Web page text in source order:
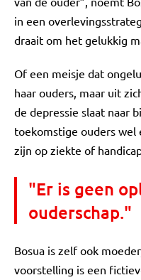
in een
draait om het gelukkig
Of een meisje dat
haar ouders, maar uit
de depressie slaat naar
toekomstige ouders wel
zijn op ziekte of
"Er is geen
ouderschap."
Bosua is zelf ook
voorstelling is een